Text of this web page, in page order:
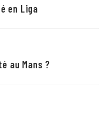
en Liga
au Mans ?